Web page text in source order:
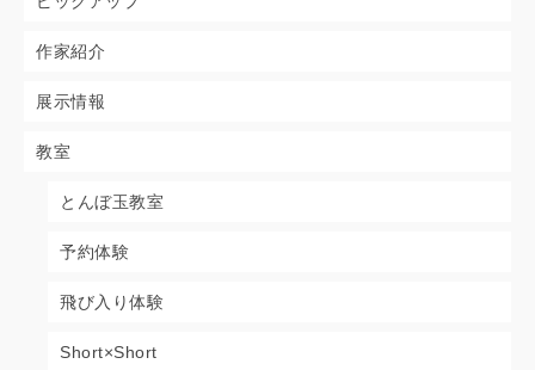
作家紹介
展示情報
教室
とんぼ玉教室
予約体験
飛び入り体験
Short×Short